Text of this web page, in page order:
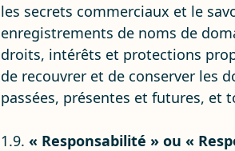
les secrets commerciaux et le
enregistrements de noms de
droits, intérêts et protections
de recouvrer et de conserver les
passées, présentes et futures, et
1.9. « Responsabilité » ou «